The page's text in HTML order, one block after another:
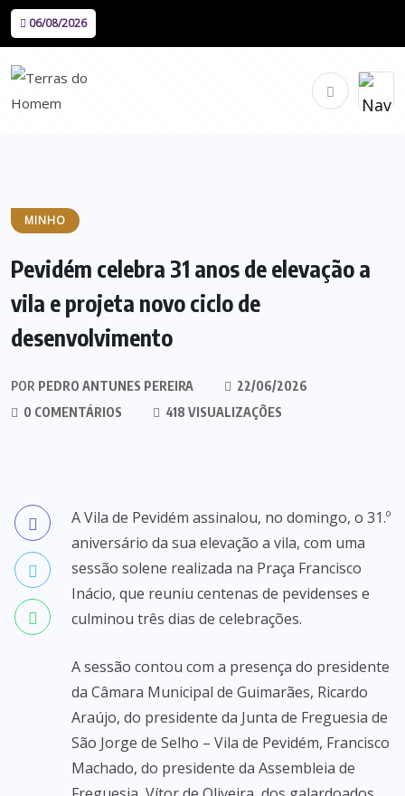
06/08/2026
MINHO
Pevidém celebra 31 anos de elevação a
vila e projeta novo ciclo de
desenvolvimento
POR PEDRO ANTUNES PEREIRA
22/06/2026
0 COMENTÁRIOS
418 VISUALIZAÇÕES
A Vila de Pevidém assinalou, no domingo, o 31.º
aniversário da sua elevação a vila, com uma
sessão solene realizada na Praça Francisco
Inácio, que reuniu centenas de pevidenses e
culminou três dias de celebrações.
A sessão contou com a presença do presidente
da Câmara Municipal de Guimarães, Ricardo
Araújo, do presidente da Junta de Freguesia de
São Jorge de Selho – Vila de Pevidém, Francisco
Machado, do presidente da Assembleia de